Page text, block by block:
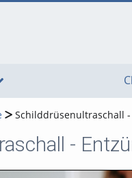
Schilddrüsenultraschall
-